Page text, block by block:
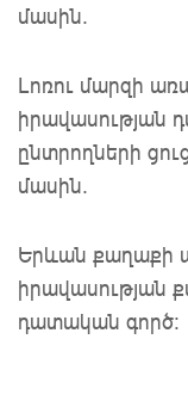
մասին.
Լոռու մարզի
իրավասության
ընտրողների
մասին.
Երևան քաղաքի
իրավասության
դատական գործ: